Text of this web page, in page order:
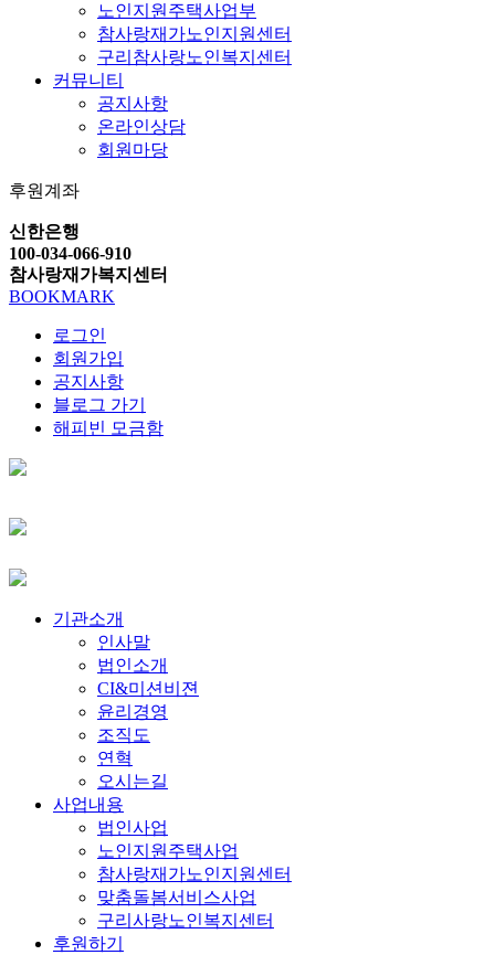
노인지원주택사업부
참사랑재가노인지원센터
구리참사랑노인복지센터
커뮤니티
공지사항
온라인상담
회원마당
후원계좌
신한은행
100-034-066-910
참사랑재가복지센터
BOOKMARK
로그인
회원가입
공지사항
블로그 가기
해피빈 모금함
기관소개
인사말
법인소개
CI&미션비젼
윤리경영
조직도
연혁
오시는길
사업내용
법인사업
노인지원주택사업
참사랑재가노인지원센터
맞춤돌봄서비스사업
구리사랑노인복지센터
후원하기